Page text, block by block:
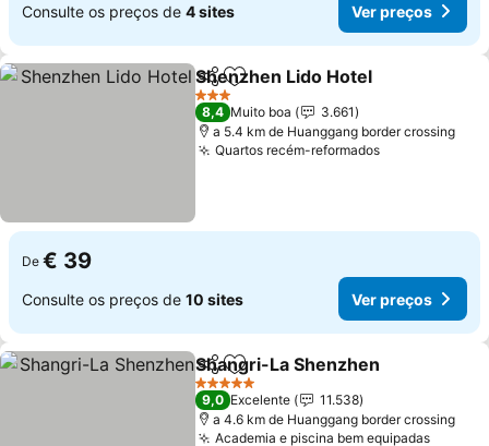
Consulte os preços de 4 sites Ver preços
PartilharAdicionar aos favoritos
Shenzhen Lido Hotel
3 Estrelas
8,4 Muito boa
3.661
a 5.4 km de Huanggang border crossing
Quartos recém-reformados
De € 39
Consulte os preços de 10 sites Ver preços
PartilharAdicionar aos favoritos
Shangri-La Shenzhen
5 Estrelas
9,0 Excelente
11.538
a 4.6 km de Huanggang border crossing
Academia e piscina bem equipadas